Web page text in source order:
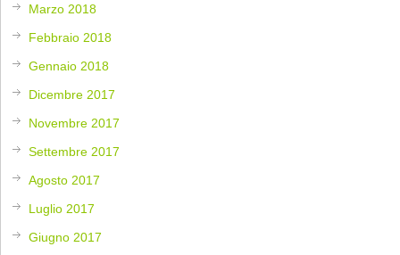
Marzo 2018
Febbraio 2018
Gennaio 2018
Dicembre 2017
Novembre 2017
Settembre 2017
Agosto 2017
Luglio 2017
Giugno 2017